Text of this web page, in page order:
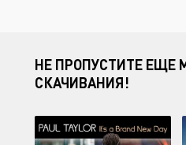
НЕ ПРОПУСТИТЕ ЕЩЕ
СКАЧИВАНИЯ!